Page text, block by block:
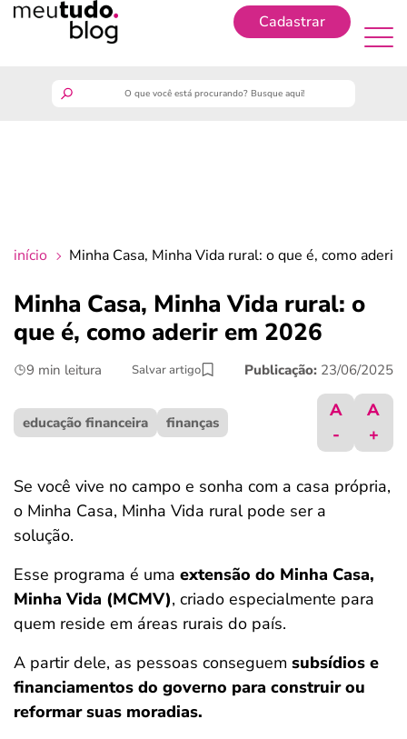
Cadastrar
crédito fácil
últimas notícias
ferramentas
início Minha Casa, Minha Vida rural: o que é, como
Minha Casa, Minha Vida rural: o
que é, como aderir em 2026
9 min leitura Salvar artigo Publicação: 23/06/2025
educação financeira finanças
A
-
A
+
Se você vive no campo e sonha com a casa própria,
o Minha Casa, Minha Vida rural pode ser a
solução.
Esse programa é uma extensão do Minha Casa,
Minha Vida (MCMV), criado especialmente para
quem reside em áreas rurais do país.
A partir dele, as pessoas conseguem subsídios e
financiamentos do governo para construir ou
reformar suas moradias.